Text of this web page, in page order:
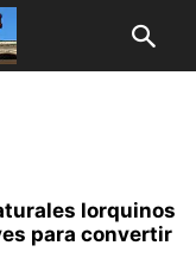
lorquinos
para convertir